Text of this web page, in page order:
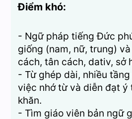
Điểm khó:
- Ngữ pháp tiếng Đức
giống (nam, nữ, trung)
cách, tân cách, dativ, sở
- Từ ghép dài, nhiều
việc nhớ từ và diễn đạt ý
khăn.
- Tìm giáo viên bản ngữ